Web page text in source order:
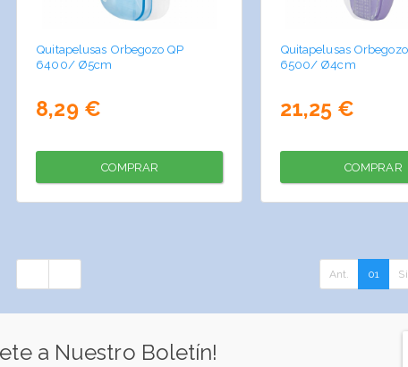
Quitapelusas Orbegozo QP
6400/ Ø5cm
8,29 €
COMPRAR
Quitapelusas
6500/ Ø4cm
21,25 €
COMPRAR
Ant. 01
a Nuestro Boletín!